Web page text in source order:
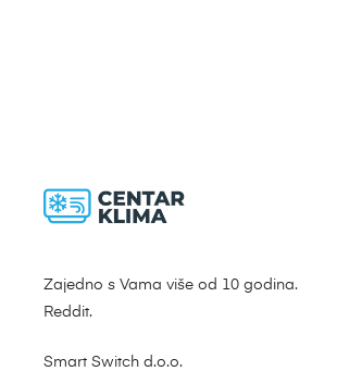
Zajedno s Vama više od 10 godina.
Reddit.
Smart Switch d.o.o.